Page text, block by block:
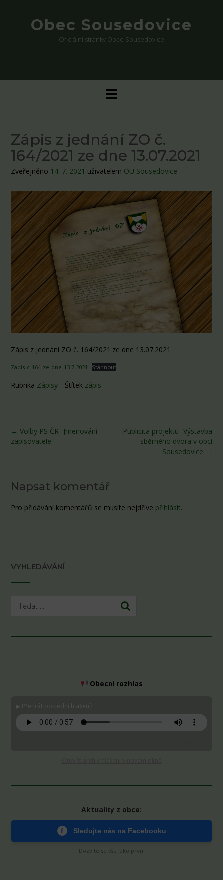
Obec Sousedovice
Oficiální stránky Obce Sousedovice
Zápis z jednání ZO č.
164/2021 ze dne 13.07.2021
Zveřejněno 14. 7. 2021 uživatelem OU Sousedovice
Zápis z jednání ZO č. 164/2021 ze dne 13.07.2021
Zapis-c-164-ze-dne-13.7.2021 Stáhnout
Rubrika Zápisy Štítek zápis
Post
navigation
Publicita projektu- Výstavba
sběrného dvora v obci
Sousedovice →
← Volby PS ČR- Jmenování
zapisovatele
Napsat komentář
Pro přidávání komentářů se musíte nejdříve přihlásit.
VYHLEDÁVÁNÍ
Obecní rozhlas
▶ Přehrát poslední hlášení:
Aktuality z obce:
f Sledujte nás na Facebooku
Dozvíte se vše jako první